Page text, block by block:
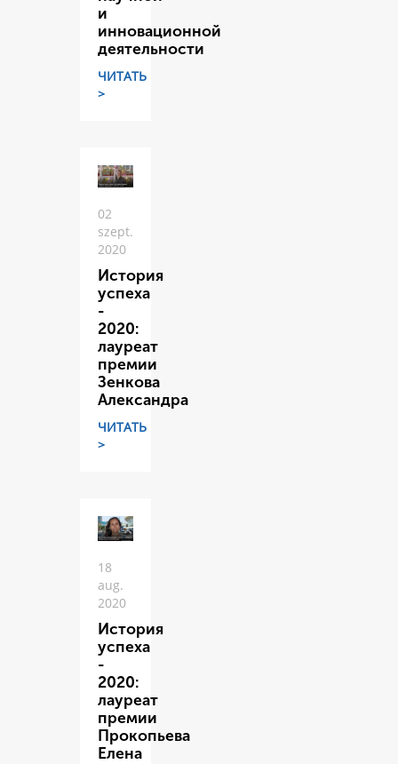
и
инновационной
деятельности
ЧИТАТЬ
>
02
szept.
2020
История
успеха
-
2020:
лауреат
премии
Зенкова
Александра
ЧИТАТЬ
>
18
aug.
2020
История
успеха
-
2020:
лауреат
премии
Прокопьева
Елена